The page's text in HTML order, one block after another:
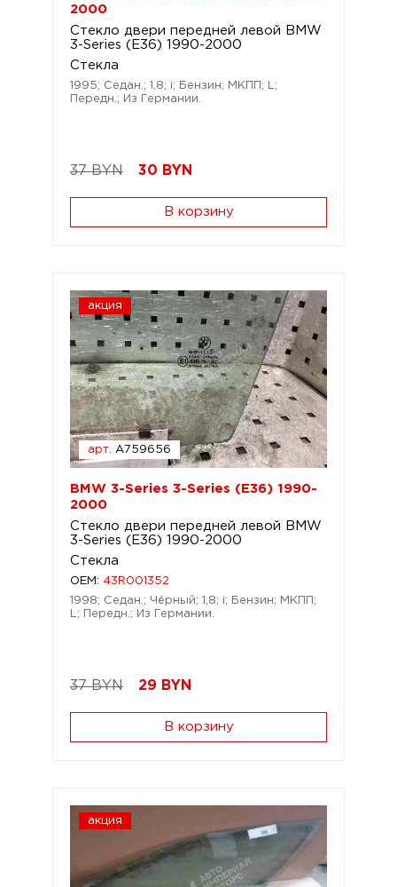
2000
Стекло двери передней левой BMW
3-Series (E36) 1990-2000
Стекла
1995; Седан.; 1,8; i; Бензин; МКПП; L;
Передн.; Из Германии.
37 BYN 30 BYN
В корзину
акция
арт. A759656
BMW 3-Series 3-Series (E36) 1990-
2000
Стекло двери передней левой BMW
3-Series (E36) 1990-2000
Стекла
OEM: 43R001352
1998; Седан.; Чёрный; 1,8; i; Бензин; МКПП;
L; Передн.; Из Германии.
37 BYN 29 BYN
В корзину
акция